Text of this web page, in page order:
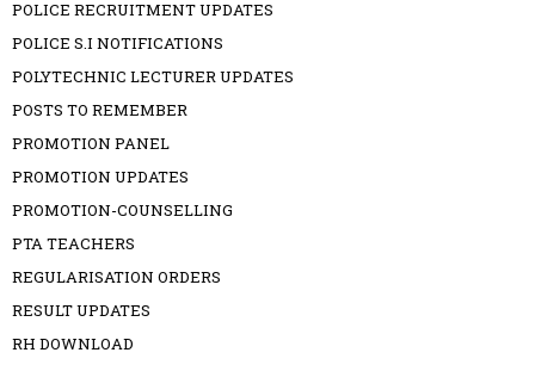
POLICE RECRUITMENT UPDATES
POLICE S.I NOTIFICATIONS
POLYTECHNIC LECTURER UPDATES
POSTS TO REMEMBER
PROMOTION PANEL
PROMOTION UPDATES
PROMOTION-COUNSELLING
PTA TEACHERS
REGULARISATION ORDERS
RESULT UPDATES
RH DOWNLOAD